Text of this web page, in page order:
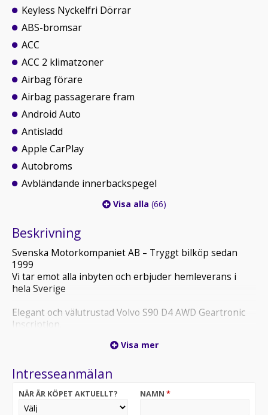
Keyless Nyckelfri Dörrar
ABS-bromsar
ACC
ACC 2 klimatzoner
Airbag förare
Airbag passagerare fram
Android Auto
Antisladd
Apple CarPlay
Autobroms
Avbländande innerbackspegel
Visa alla (66)
Beskrivning
Svenska Motorkompaniet AB – Tryggt bilköp sedan
1999
Vi tar emot alla inbyten och erbjuder hemleverans i
hela Sverige
Elegant och välutrustad Volvo S90 D4 AWD Geartronic
Inscription.
fyrhjulsdrift och högsta komfortnivå – perfekt för både
D4 – stark och bränslesnål dieselmotor
AWD – fyrhjulsdrift för trygg körning året runt
Visa mer
Intresseanmälan
NÄR ÄR KÖPET AKTUELLT? NAMN *